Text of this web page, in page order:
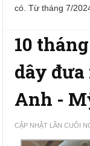
có. Từ tháng 7/
10
dây
Anh -
CẬP NHẬT LẦN CUỐI